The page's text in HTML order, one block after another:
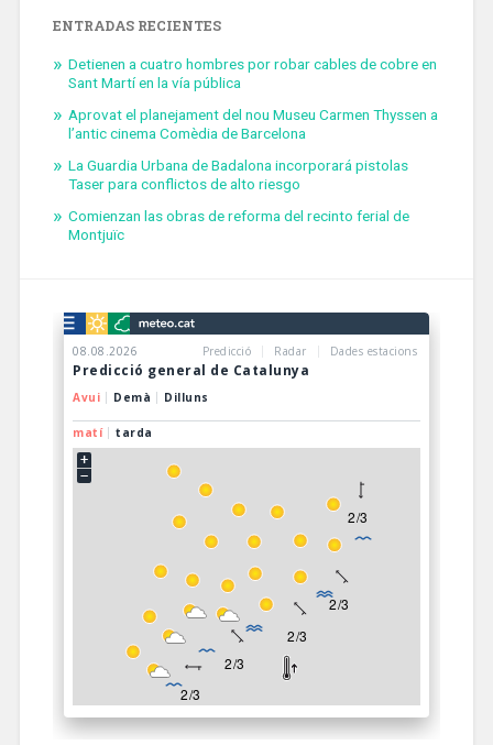
ENTRADAS RECIENTES
Detienen a cuatro hombres por robar cables de cobre en
Sant Martí en la vía pública
Aprovat el planejament del nou Museu Carmen Thyssen a
l’antic cinema Comèdia de Barcelona
La Guardia Urbana de Badalona incorporará pistolas
Taser para conflictos de alto riesgo
Comienzan las obras de reforma del recinto ferial de
Montjuïc